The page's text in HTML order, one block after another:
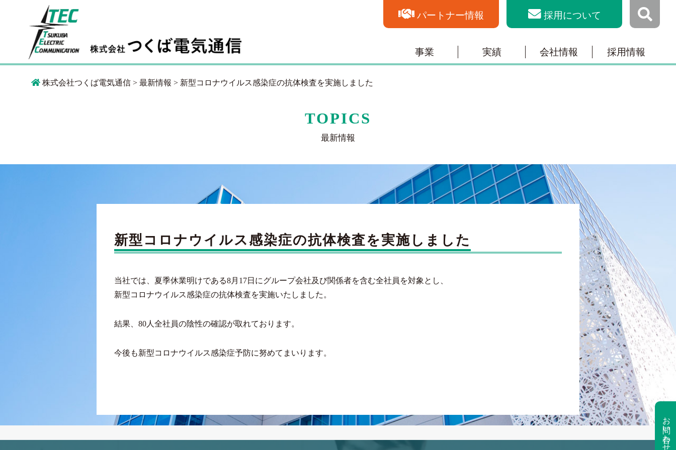
パートナー情報 採用について
事業 実績 会社情報 採用情報
株式会社つくば電気通信 > 最新情報 > 新型コロナウイルス感染症の抗体検査を実施しました
TOPICS
最新情報
新型コロナウイルス感染症の抗体検査を実施しました
当社では、夏季休業明けである8月17日にグループ会社及び関係者を含む全社員を対象とし、
新型コロナウイルス感染症の抗体検査を実施いたしました。
結果、80人全社員の陰性の確認が取れております。
今後も新型コロナウイルス感染症予防に努めてまいります。
お問い合わせ